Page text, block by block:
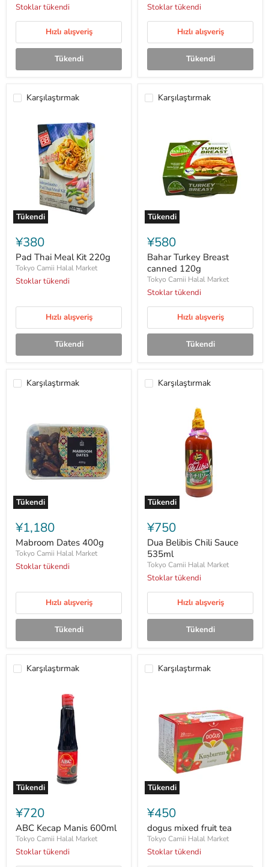
Stoklar tükendi
Hızlı alışveriş
Tükendi
Stoklar tükendi
Hızlı alışveriş
Tükendi
Karşılaştırmak
Tükendi
Thai
Meal
Kit
220g
¥380
Pad Thai Meal Kit 220g
Tokyo Camii Halal Market
Stoklar tükendi
Hızlı alışveriş
Tükendi
Karşılaştırmak
Tükendi
Turkey
Breast
canned
120g
¥580
Bahar Turkey Breast
canned 120g
Tokyo Camii Halal Market
Stoklar tükendi
Hızlı alışveriş
Tükendi
Karşılaştırmak
Tükendi
Dates
400g
¥1,180
Mabroom Dates 400g
Tokyo Camii Halal Market
Stoklar tükendi
Hızlı alışveriş
Tükendi
Karşılaştırmak
Tükendi
Belibis
Chili
Sauce
535ml
¥750
Dua Belibis Chili Sauce
535ml
Tokyo Camii Halal Market
Stoklar tükendi
Hızlı alışveriş
Tükendi
Karşılaştırmak
Tükendi
Kecap
Manis
600ml
¥720
ABC Kecap Manis 600ml
Tokyo Camii Halal Market
Stoklar tükendi
Karşılaştırmak
Tükendi
mixed
fruit
tea
¥450
dogus mixed fruit tea
Tokyo Camii Halal Market
Stoklar tükendi